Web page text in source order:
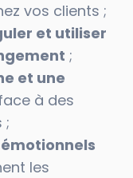
vos clients ;
et utiliser
;
et une
à des
;
les